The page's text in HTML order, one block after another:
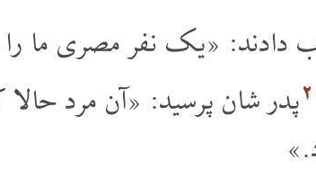
دادند: «یک نفر مصری ما را
پدر شان پرسید: «آن مرد